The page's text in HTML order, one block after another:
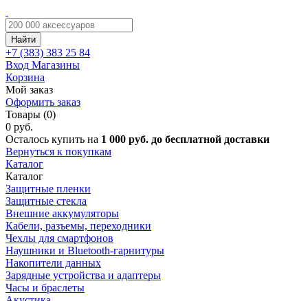
Найти
+7 (383) 383 25 84
Вход Магазины
Корзина
Мой заказ
Оформить заказ
Товары (0)
0 руб.
Осталось купить на 1 000 руб. до бесплатной доставки
Вернуться к покупкам
Каталог
Каталог
Защитные пленки
Защитные стекла
Внешние аккумуляторы
Кабели, разъемы, переходники
Чехлы для смартфонов
Наушники и Bluetooth-гарнитуры
Накопители данных
Зарядные устройства и адаптеры
Часы и браслеты